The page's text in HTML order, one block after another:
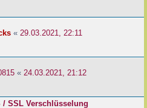
« 29.03.2021, 22:11
« 24.03.2021, 21:12
/ SSL Verschlüsselung